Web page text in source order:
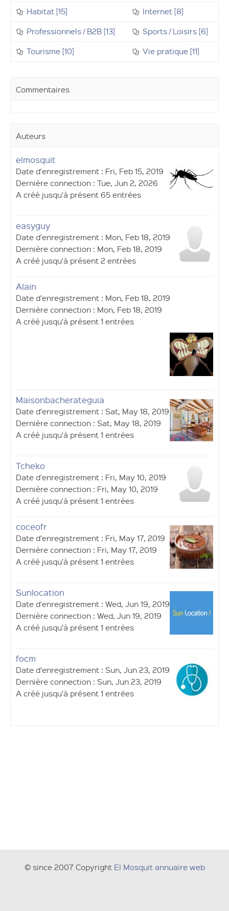
Habitat [15]
Internet [8]
Professionnels / B2B [13]
Sports / Loisirs [6]
Tourisme [10]
Vie pratique [11]
Commentaires
Auteurs
elmosquit
Date d'enregistrement : Fri, Feb 15, 2019
Dernière connection : Tue, Jun 2, 2026
A créé jusqu'à présent 65 entrées
easyguy
Date d'enregistrement : Mon, Feb 18, 2019
Dernière connection : Mon, Feb 18, 2019
A créé jusqu'à présent 2 entrées
Alain
Date d'enregistrement : Mon, Feb 18, 2019
Dernière connection : Mon, Feb 18, 2019
A créé jusqu'à présent 1 entrées
Maisonbacherateguia
Date d'enregistrement : Sat, May 18, 2019
Dernière connection : Sat, May 18, 2019
A créé jusqu'à présent 1 entrées
Tcheko
Date d'enregistrement : Fri, May 10, 2019
Dernière connection : Fri, May 10, 2019
A créé jusqu'à présent 1 entrées
coceofr
Date d'enregistrement : Fri, May 17, 2019
Dernière connection : Fri, May 17, 2019
A créé jusqu'à présent 1 entrées
Sunlocation
Date d'enregistrement : Wed, Jun 19, 2019
Dernière connection : Wed, Jun 19, 2019
A créé jusqu'à présent 1 entrées
focm
Date d'enregistrement : Sun, Jun 23, 2019
Dernière connection : Sun, Jun 23, 2019
A créé jusqu'à présent 1 entrées
© since 2007 Copyright El Mosquit annuaire web